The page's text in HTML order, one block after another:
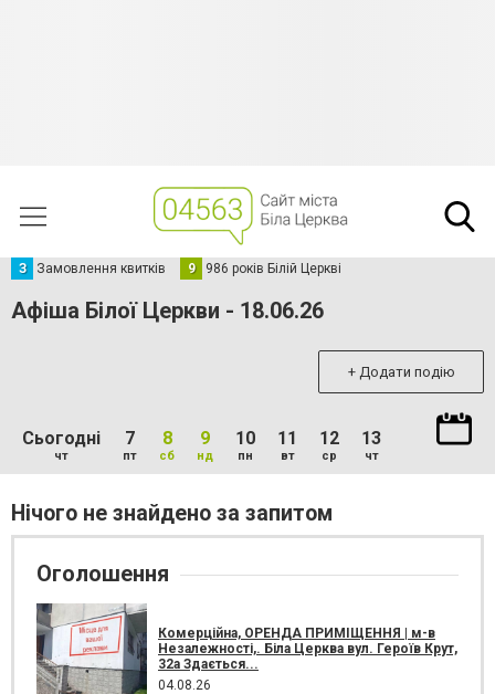
З Замовлення квитків 9 986 років Білій Церкві
Афіша Білої Церкви - 18.06.26
+ Додати подію
Сьогодні
чт
7
пт
8
сб
9
нд
10
пн
11
вт
12
ср
13
чт
Нічого не знайдено за запитом
Оголошення
Комерційна, ОРЕНДА ПРИМІЩЕННЯ | м-в
Незалежності,. Біла Церква вул. Героїв Крут,
32а Здається...
04.08.26